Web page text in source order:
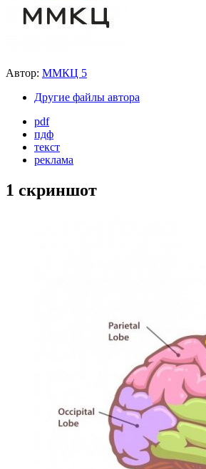
Автор: ММКЦ 5
Другие файлы автора
pdf
пдф
текст
реклама
1 скриншот